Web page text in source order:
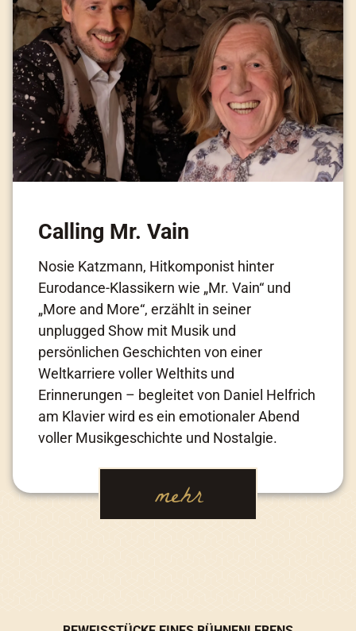
Calling Mr. Vain
Nosie Katzmann, Hitkomponist hinter
Eurodance-Klassikern wie „Mr. Vain“ und
„More and More“, erzählt in seiner
unplugged Show mit Musik und
persönlichen Geschichten von einer
Weltkarriere voller Welthits und
Erinnerungen – begleitet von Daniel Helfrich
am Klavier wird es ein emotionaler Abend
voller Musikgeschichte und Nostalgie.
mehr